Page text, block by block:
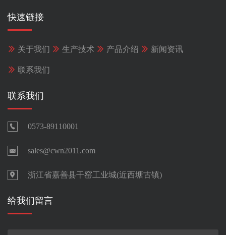
快速链接
 关于我们  生产技术  产品介绍  新闻资讯
 联系我们
联系我们
 0573-89110001
 sales@cwn2011.com
 浙江省嘉善县干窑工业城(近西塘古镇)
给我们留言